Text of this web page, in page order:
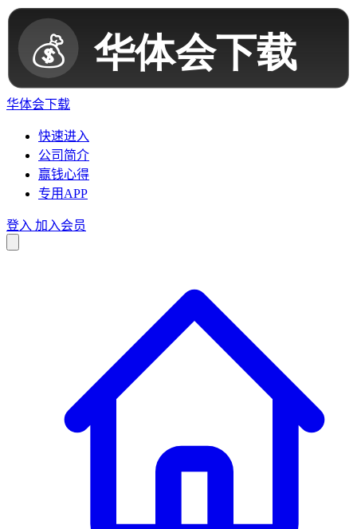
华体会下载
快速进入
公司简介
赢钱心得
专用APP
登入 加入会员